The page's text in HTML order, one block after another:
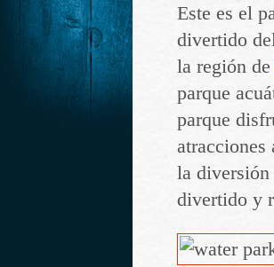
Este es el
divertido
la región de
parque
parque
atracciones
la diversión
divertido y